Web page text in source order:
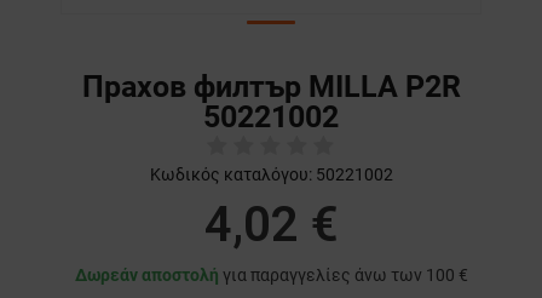
Прахов филтър MILLA P2R
50221002
Κωδικός καταλόγου: 50221002
4,02 €
Δωρεάν αποστολή για παραγγελίες άνω των 100 €